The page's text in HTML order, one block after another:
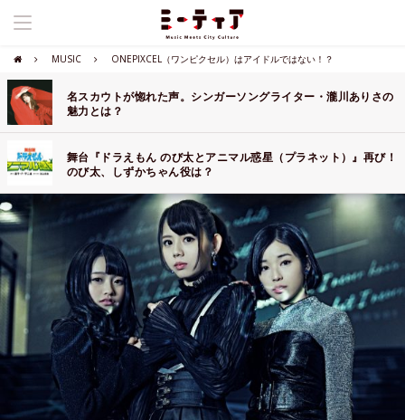
MUSIC ONEPIXCEL（ワンピクセル）はアイドルではない！？
名スカウトが惚れた声。シンガーソングライター・瀧川ありさの
魅力とは？
舞台『ドラえもん のび太とアニマル惑星（プラネット）』再び！
のび太、しずかちゃん役は？